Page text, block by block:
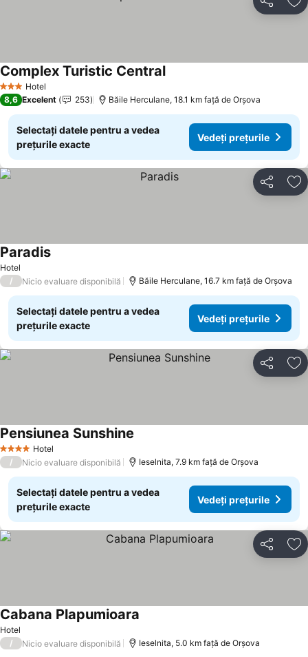
Distribuiți
3 SteleHotel
Complex Turistic Central
8,6 Excelent 253 Băile Herculane, 18.1 km faţă de Orşova
Selectați datele pentru a vedea
prețurile exacte
Vedeți prețurile
Distribuiți
Hotel
Paradis
/ Nicio evaluare disponibilă Băile Herculane, 16.7 km faţă de Orşova
Selectați datele pentru a vedea
prețurile exacte
Vedeți prețurile
Distribuiți
4 Stele Hotel
Pensiunea Sunshine
/ Nicio evaluare disponibilă Ieselnita, 7.9 km faţă de Orşova
Selectați datele pentru a vedea
prețurile exacte
Vedeți prețurile
Distribuiți
Hotel
Cabana Plapumioara
/ Nicio evaluare disponibilă Ieselnita, 5.0 km faţă de Orşova